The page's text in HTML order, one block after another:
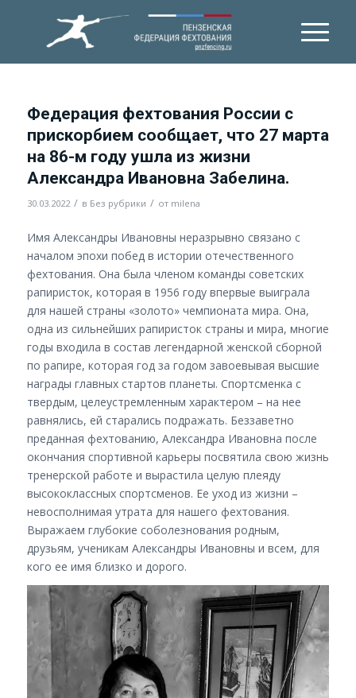
Федерация фехтования России с
прискорбием сообщает, что 27 марта
на 86-м году ушла из жизни
Александра Ивановна Забелина.
30.03.2022 / в Без рубрики / от milena
Имя Александры Ивановны неразрывно связано с
началом эпохи побед в истории отечественного
фехтования. Она была членом команды советских
рапиристок, которая в 1956 году впервые выиграла
для нашей страны «золото» чемпионата мира. Она,
одна из сильнейших рапиристок страны и мира, многие
годы входила в состав легендарной женской сборной
по рапире, которая год за годом завоевывая высшие
награды главных стартов планеты. Спортсменка с
твердым, целеустремленным характером – на нее
равнялись, ей старались подражать. Беззаветно
преданная фехтованию, Александра Ивановна после
окончания спортивной карьеры посвятила свою жизнь
тренерской работе и вырастила целую плеяду
высококлассных спортсменов. Ее уход из жизни –
невосполнимая утрата для нашего фехтования.
Выражаем глубокие соболезнования родным,
друзьям, ученикам Александры Ивановны и всем, для
кого ее имя близко и дорого.